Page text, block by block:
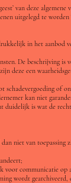
van deze algemene
uitgelegd te worden
in het aanbod
De beschrijving is
deze een
schadevergoeding of
kan niet
is wat de
niet van toepassing
communicatie op
wordt gearchiveerd,